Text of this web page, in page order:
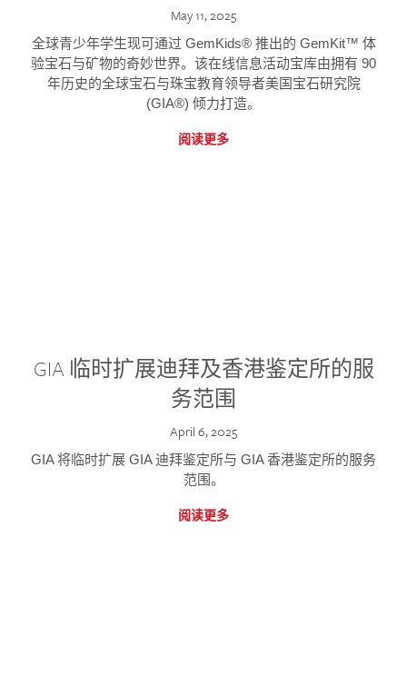
May 11, 2025
全球青少年学生现可通过 GemKids® 推出的 GemKit™ 体
验宝石与矿物的奇妙世界。该在线信息活动宝库由拥有 90
年历史的全球宝石与珠宝教育领导者美国宝石研究院
(GIA®) 倾力打造。
阅读更多
GIA 临时扩展迪拜及香港鉴定所的服
务范围
April 6, 2025
GIA 将临时扩展 GIA 迪拜鉴定所与 GIA 香港鉴定所的服务
范围。
阅读更多